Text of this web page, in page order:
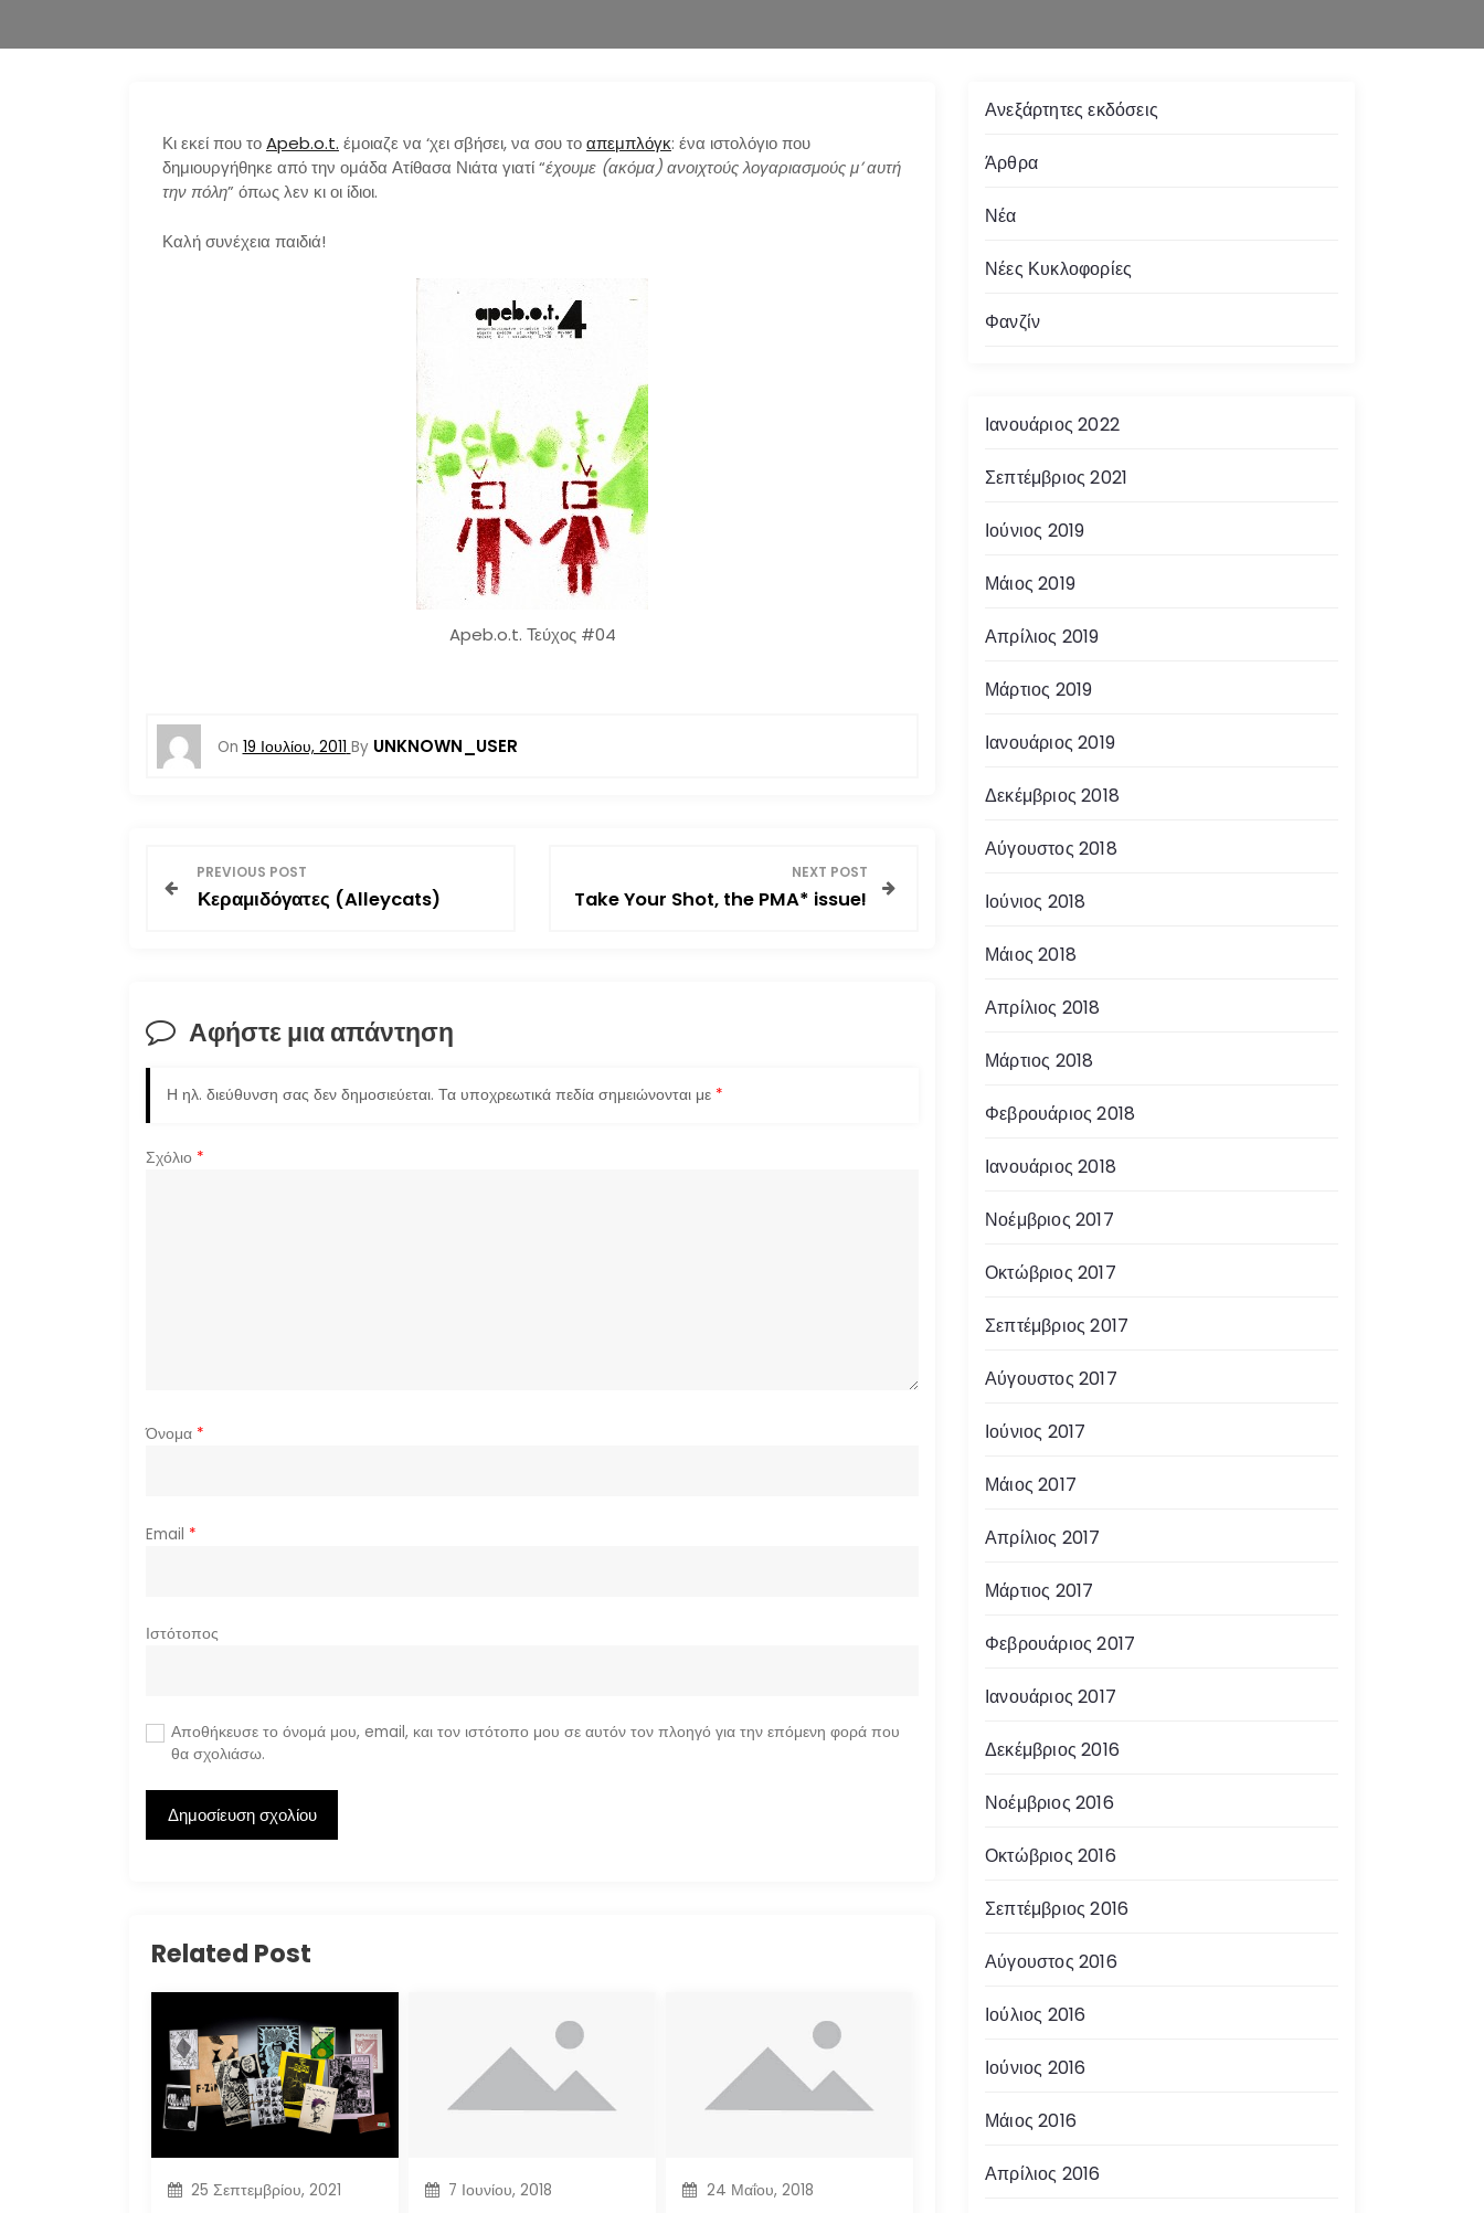
Κι εκεί που τοApeb.o.t. έμοιαζε να ‘χει σβήσει, να σου τοαπεμπλόγκ: ένα ιστολόγιο που
δημιουργήθηκε από την ομάδα Ατίθασα Νιάτα γιατί “έχουμε (ακόμα) ανοιχτούς λογαριασμούς μ’ αυτή
την πόλη” όπως λεν κι οι ίδιοι.
Καλή συνέχεια παιδιά!
Apeb.o.t. Τεύχος #04
On 19 Ιουλίου, 2011 By UNKNOWN_USER
ή
γ
η
σ
PREVIOUS POST
Κεραμιδόγατες (Alleycats)
NEXT POST
Take Your Shot, the PMA* issue!
Αφήστε μια απάντηση
Η ηλ. διεύθυνση σας δεν δημοσιεύεται. Τα υποχρεωτικά πεδία σημειώνονται με *
Σχόλιο *
Όνομα *
Email *
Ιστότοπος
Αποθήκευσε το όνομά μου, email, και τον ιστότοπο μου σε αυτόν τον πλοηγό για την επόμενη φορά που
θα σχολιάσω.
Related Post
25 Σεπτεμβρίου, 2021 7 Ιουνίου, 2018 24 Μαΐου, 2018
Ανεξάρτητες εκδόσεις
Άρθρα
Νέα
Νέες Κυκλοφορίες
Φανζίν
Ιανουάριος 2022
Σεπτέμβριος 2021
Ιούνιος 2019
Μάιος 2019
Απρίλιος 2019
Μάρτιος 2019
Ιανουάριος 2019
Δεκέμβριος 2018
Αύγουστος 2018
Ιούνιος 2018
Μάιος 2018
Απρίλιος 2018
Μάρτιος 2018
Φεβρουάριος 2018
Ιανουάριος 2018
Νοέμβριος 2017
Οκτώβριος 2017
Σεπτέμβριος 2017
Αύγουστος 2017
Ιούνιος 2017
Μάιος 2017
Απρίλιος 2017
Μάρτιος 2017
Φεβρουάριος 2017
Ιανουάριος 2017
Δεκέμβριος 2016
Νοέμβριος 2016
Οκτώβριος 2016
Σεπτέμβριος 2016
Αύγουστος 2016
Ιούλιος 2016
Ιούνιος 2016
Μάιος 2016
Απρίλιος 2016